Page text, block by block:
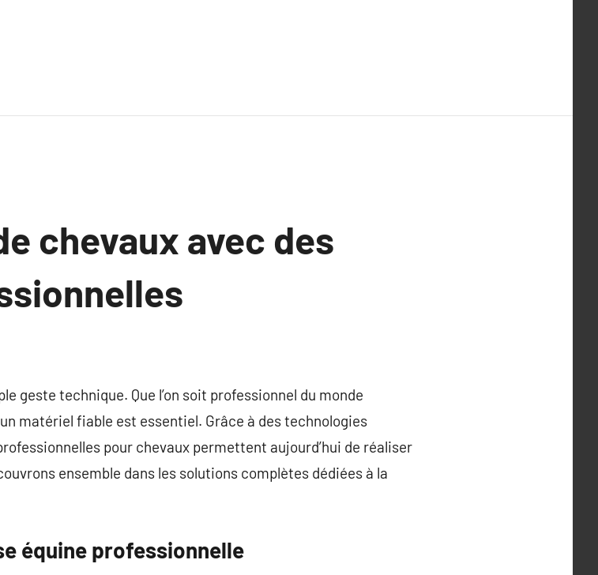
chevaux avec des
geste technique. Que l’on soit professionnel du monde
matériel fiable est essentiel. Grâce à des technologies
pour chevaux permettent aujourd’hui de réaliser
ensemble dans les solutions complètes dédiées à la
équine professionnelle